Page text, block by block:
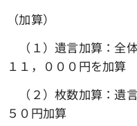
（加算）
（１）遺言加算：全
１１，０００円を加算
（２）枚数加算：遺
５０円加算